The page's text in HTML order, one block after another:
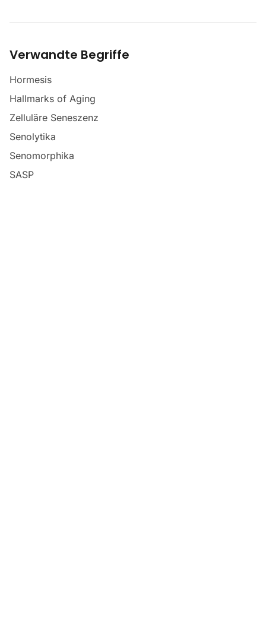
Verwandte Begriffe
Hormesis
Hallmarks of Aging
Zelluläre Seneszenz
Senolytika
Senomorphika
SASP